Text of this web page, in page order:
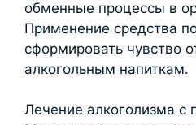
обменные процессы в
Применение средства
сформировать чувство
алкогольным напиткам.
Лечение алкоголизма